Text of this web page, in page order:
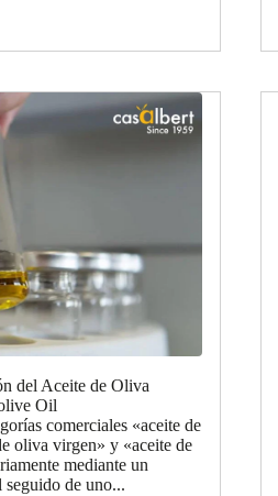
del Aceite de Oliva
Oil
comerciales «aceite de
oliva virgen» y «aceite de
mediante un
de uno...